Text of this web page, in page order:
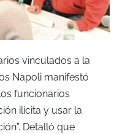
vinculados a la
Napoli manifestó
funcionarios
ilícita y usar la
Detalló que